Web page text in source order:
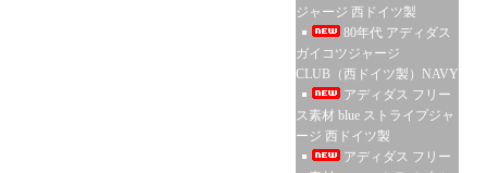
ジャージ 西ドイツ製
80年代 アディダス
ガイコツジャージ
CLUB（西ドイツ製）NAVY
アディダス フリー
ス素材 blue ストライプジャ
ージ 西ドイツ製
アディダス フリー